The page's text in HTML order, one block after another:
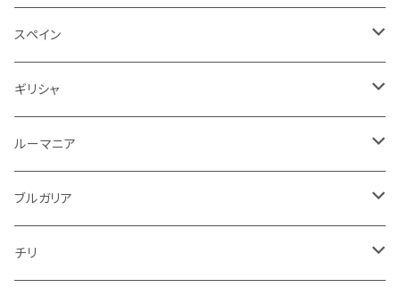
白ワイン
赤
スペイン
スパークリング
白
ドイツ
ロゼ
白
ルーマニア
赤
ブルガリア
赤
ニュージーランド
白
赤
アメリカ
赤
オーストリア
白
赤
スパークリング
白
赤
ロゼ
スペイン
スパークリング
白
赤
ギリシャ
白
ルーマニア
赤
ブルガリア
赤
チリ